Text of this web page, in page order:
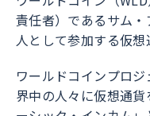
責任者）であるサム
人として参加する仮想
ワールドコインプロ
界中の人々に仮想通